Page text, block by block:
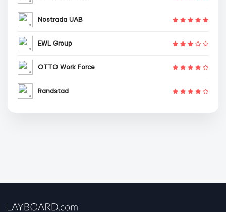
Nostrada UAB
EWL Group
OTTO Work Force
Randstad